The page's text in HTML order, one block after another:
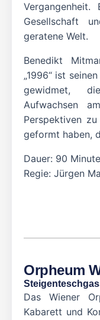
Gesellschaft
geratene Welt.
Benedikt
„1996“ ist
gewidmet,
Aufwachsen
Perspektiven
geformt haben,
Dauer: 90
Regie: Jürgen
Orpheum
Das Wiener
Kabarett und